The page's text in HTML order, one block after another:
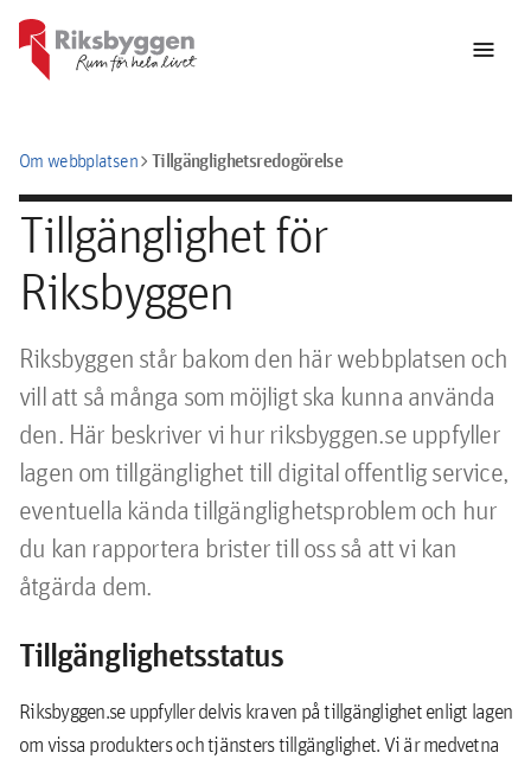
menu
Om webbplatsenchevron_rightTillgänglighetsredogörelse
Tillgänglighet för
Riksbyggen
Riksbyggen står bakom den här webbplatsen och
vill att så många som möjligt ska kunna använda
den. Här beskriver vi hur riksbyggen.se uppfyller
lagen om tillgänglighet till digital offentlig service,
eventuella kända tillgänglighetsproblem och hur
du kan rapportera brister till oss så att vi kan
åtgärda dem.
Tillgänglighetsstatus
Riksbyggen.se uppfyller delvis kraven på tillgänglighet enligt lagen
om vissa produkters och tjänsters tillgänglighet. Vi är medvetna